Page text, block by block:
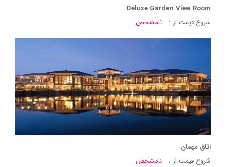
Deluxe Garden View Room
شروع قیمت از :
نامشخص
اتاق مهمان
شروع قیمت از :
نامشخص